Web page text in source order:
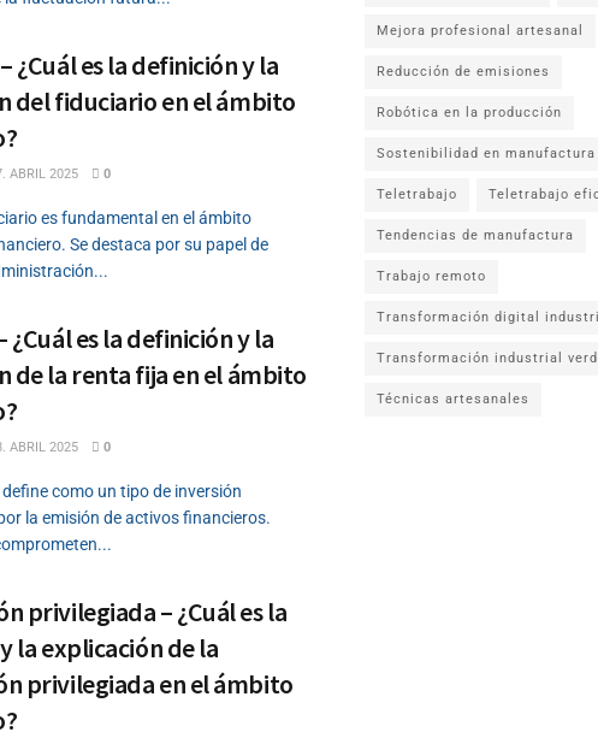
¿Cuál es la definición y la
del fiduciario en el ámbito
ABRIL 2025 0
es fundamental en el ámbito
Se destaca por su papel de
¿Cuál es la definición y la
de la renta fija en el ámbito
ABRIL 2025 0
como un tipo de inversión
la emisión de activos financieros.
privilegiada – ¿Cuál es la
la explicación de la
privilegiada en el ámbito
Mejora profesional artesanal
Reducción de emisiones
Robótica en la producción
Sostenibilidad en manufactura
Teletrabajo Teletrabajo
Tendencias de manufactura
Trabajo remoto
Transformación digital
Transformación industrial
Técnicas artesanales